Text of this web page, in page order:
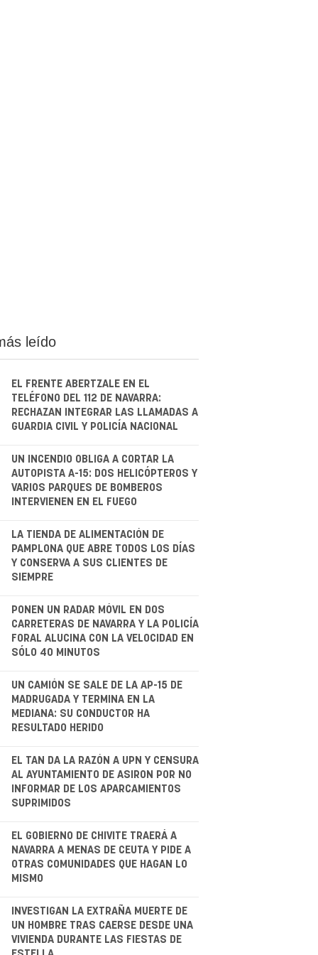
leído
EL FRENTE ABERTZALE EN EL
TELÉFONO DEL 112 DE NAVARRA:
RECHAZAN INTEGRAR LAS LLAMADAS A
GUARDIA CIVIL Y POLICÍA NACIONAL
UN INCENDIO OBLIGA A CORTAR LA
AUTOPISTA A-15: DOS HELICÓPTEROS Y
VARIOS PARQUES DE BOMBEROS
INTERVIENEN EN EL FUEGO
LA TIENDA DE ALIMENTACIÓN DE
PAMPLONA QUE ABRE TODOS LOS DÍAS
Y CONSERVA A SUS CLIENTES DE
SIEMPRE
PONEN UN RADAR MÓVIL EN DOS
CARRETERAS DE NAVARRA Y LA POLICÍA
FORAL ALUCINA CON LA VELOCIDAD EN
SÓLO 40 MINUTOS
UN CAMIÓN SE SALE DE LA AP-15 DE
MADRUGADA Y TERMINA EN LA
MEDIANA: SU CONDUCTOR HA
RESULTADO HERIDO
EL TAN DA LA RAZÓN A UPN Y CENSURA
AL AYUNTAMIENTO DE ASIRON POR NO
INFORMAR DE LOS APARCAMIENTOS
SUPRIMIDOS
EL GOBIERNO DE CHIVITE TRAERÁ A
NAVARRA A MENAS DE CEUTA Y PIDE A
OTRAS COMUNIDADES QUE HAGAN LO
MISMO
INVESTIGAN LA EXTRAÑA MUERTE DE
UN HOMBRE TRAS CAERSE DESDE UNA
VIVIENDA DURANTE LAS FIESTAS DE